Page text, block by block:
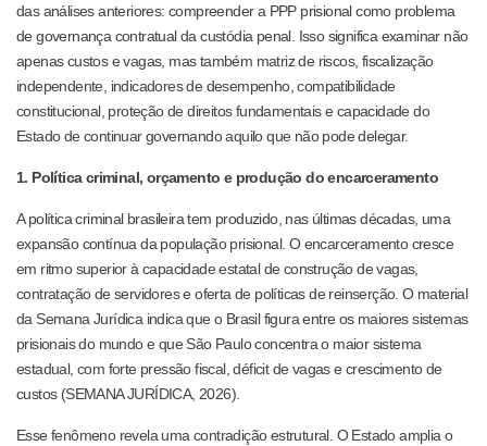
das análises anteriores: compreender a PPP prisional como problema
de governança contratual da custódia penal. Isso significa examinar não
apenas custos e vagas, mas também matriz de riscos, fiscalização
independente, indicadores de desempenho, compatibilidade
constitucional, proteção de direitos fundamentais e capacidade do
Estado de continuar governando aquilo que não pode delegar.
1. Política criminal, orçamento e produção do encarceramento
A política criminal brasileira tem produzido, nas últimas décadas, uma
expansão contínua da população prisional. O encarceramento cresce
em ritmo superior à capacidade estatal de construção de vagas,
contratação de servidores e oferta de políticas de reinserção. O material
da Semana Jurídica indica que o Brasil figura entre os maiores sistemas
prisionais do mundo e que São Paulo concentra o maior sistema
estadual, com forte pressão fiscal, déficit de vagas e crescimento de
custos (SEMANA JURÍDICA, 2026).
Esse fenômeno revela uma contradição estrutural. O Estado amplia o